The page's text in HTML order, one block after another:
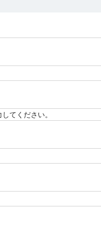
てください。